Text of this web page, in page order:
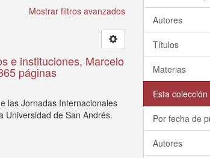
Mostrar filtros avanzados
e instituciones, Marcelo
páginas
las Jornadas Internacionales
Universidad de San Andrés.
Autores
Títulos
Materias
Esta colección
Por fecha de
Autores